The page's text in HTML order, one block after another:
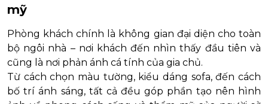
mỹ
Phòng khách chính là không gian đại diện cho toàn
bộ ngôi nhà – nơi khách đến nhìn thấy đầu tiên và
cũng là nơi phản ánh cá tính của gia chủ.
Từ cách chọn màu tường, kiểu dáng sofa, đến cách
bố trí ánh sáng, tất cả đều góp phần tạo nên hình